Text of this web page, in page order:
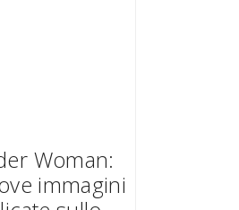
Woman:
immagini